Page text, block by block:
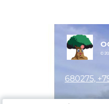
©
680275,